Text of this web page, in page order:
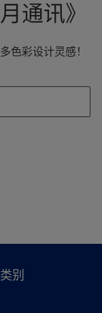
通讯》
色彩设计灵感！
别